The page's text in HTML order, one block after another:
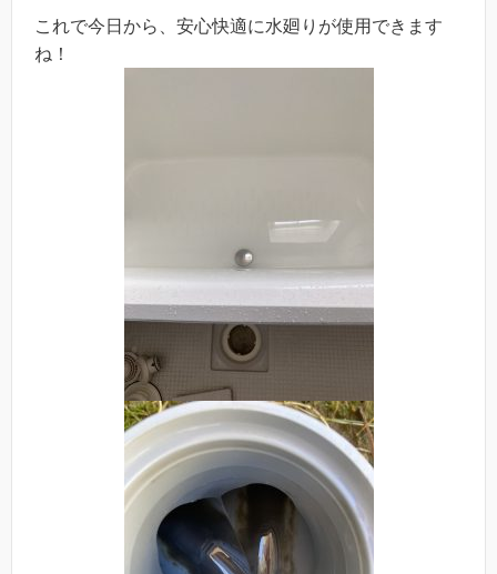
これで今日から、安心快適に水廻りが使用できます
ね！